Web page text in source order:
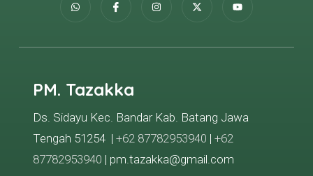
PM. Tazakka
Ds. Sidayu Kec. Bandar Kab. Batang Jawa
Tengah 51254 | +62 87782953940 | +62
87782953940 | pm.tazakka@gmail.com